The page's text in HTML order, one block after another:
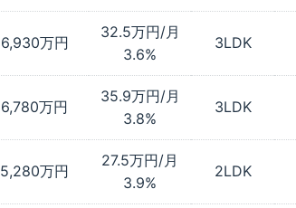
6,930万円
32.5万円/月
3.6%
3LDK
6,780万円
35.9万円/月
3.8%
3LDK
5,280万円
27.5万円/月
3.9%
2LDK